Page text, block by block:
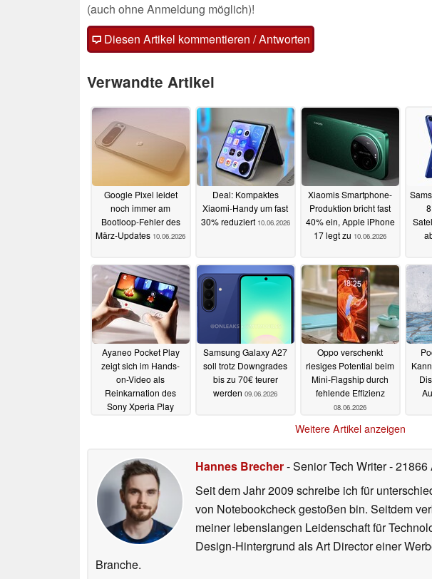
(auch ohne Anmeldung möglich)!
Diesen Artikel kommentieren / Antworten
Verwandte Artikel
Google Pixel leidet
noch immer am
Bootloop-Fehler des
März-Updates 10.06.2026
Deal: Kompaktes
Xiaomi-Handy um fast
30% reduziert 10.06.2026
Xiaomis Smartphone-
Produktion bricht fast
40% ein, Apple iPhone
17 legt zu 10.06.2026
Ayaneo Pocket Play
zeigt sich im Hands-
on-Video als
Reinkarnation des
Sony Xperia Play
Samsung Galaxy A27
soll trotz Downgrades
bis zu 70€ teurer
werden 09.06.2026
Oppo verschenkt
riesiges Potential beim
Mini-Flagship durch
fehlende Effizienz
08.06.2026
Weitere Artikel anzeigen
Hannes Brecher- Senior Tech Writer- 21866
Seit dem Jahr 2009 schreibe ich für
von Notebookcheck gestoßen bin. Seitdem
meiner lebenslangen Leidenschaft für
Design-Hintergrund als Art Director einer
Branche.